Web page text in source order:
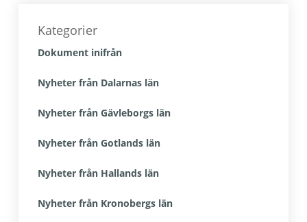
sidofält
Kategorier
Dokument inifrån
Nyheter från Dalarnas län
Nyheter från Gävleborgs län
Nyheter från Gotlands län
Nyheter från Hallands län
Nyheter från Kronobergs län